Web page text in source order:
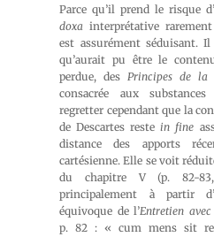
Parce qu’il prend le risque
doxa interprétative
est assurément séduisant.
qu’aurait pu être le
perdue, desPrincipes de la
consacrée aux
regretter cependant que la
de Descartes restein fine
distance des apports
cartésienne. Elle se voit
du chapitre V (p. 82-
principalement à partir
équivoque de l’Entretien
p. 82 : « cum mens sit